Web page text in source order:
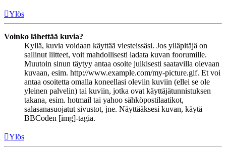
Ylös
Voinko lähettää kuvia?
Kyllä, kuvia voidaan käyttää viesteissäsi. Jos ylläpitäjä on
sallinut liitteet, voit mahdollisesti ladata kuvan foorumille.
Muutoin sinun täytyy antaa osoite julkisesti saatavilla olevaan
kuvaan, esim. http://www.example.com/my-picture.gif. Et voi
antaa osoitetta omalla koneellasi oleviin kuviin (ellei se ole
yleinen palvelin) tai kuviin, jotka ovat käyttäjätunnistuksen
takana, esim. hotmail tai yahoo sähköpostilaatikot,
salasanasuojatut sivustot, jne. Näyttääksesi kuvan, käytä
BBCoden [img]-tagia.
Ylös